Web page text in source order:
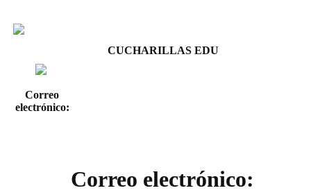
CUCHARILLAS EDU
Correo electrónico:
Correo
electrónico: